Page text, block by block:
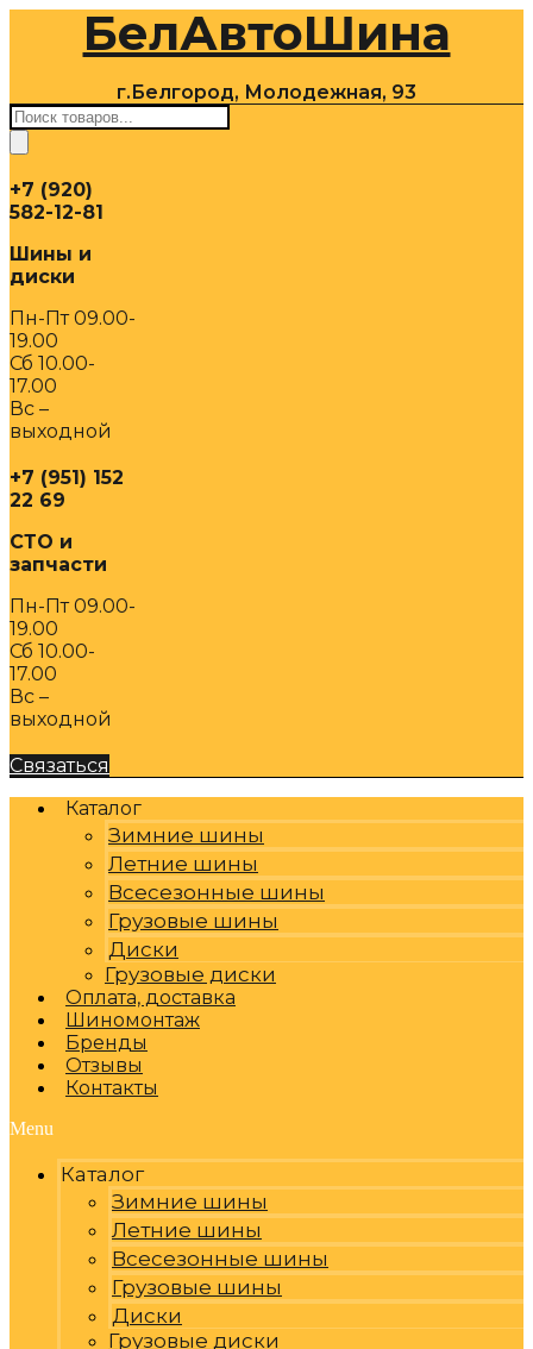
содержимомуБелАвтоШина
г.Белгород, Молодежная, 93
Поиск
товаров
+7 (920)
582-12-81
Шины и
диски
Пн-Пт 09.00-
19.00
Сб 10.00-
17.00
Вс –
выходной
+7 (951) 152
22 69
СТО и
запчасти
Пн-Пт 09.00-
19.00
Сб 10.00-
17.00
Вс –
выходной
Связаться
Каталог
Зимние шины
Летние шины
Всесезонные шины
Грузовые шины
Диски
Грузовые диски
Оплата, доставка
Шиномонтаж
Бренды
Отзывы
Контакты
Menu
Каталог
Зимние шины
Летние шины
Всесезонные шины
Грузовые шины
Диски
Грузовые диски